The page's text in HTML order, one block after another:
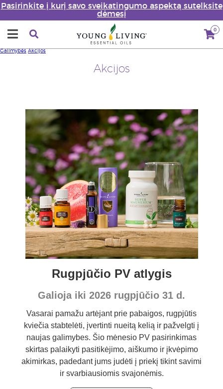
Pasirinkite į kurį savo sveikatingumo aspektą sutelksite
dėmesį
0
Akcijos
Galimybės Akcijos
Rugpjūčio PV atlygis
Galioja iki 2026 rugpjūčio 31 d.
Vasarai pamažu artėjant prie pabaigos, rugpjūtis
kviečia stabtelėti, įvertinti nueitą kelią ir pažvelgti į
naujas galimybes. Šio mėnesio PV pasirinkimas
skirtas palaikyti pasitikėjimo, aiškumo ir įkvėpimo
akimirkas, padedant jums judėti į priekį tikint savimi
ir svarbiausiomis svajonėmis.